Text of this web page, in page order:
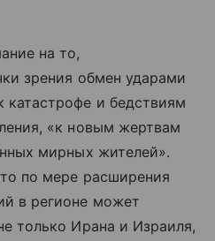
на то,
зрения обмен ударами
и бедствиям
«к новым жертвам
мирных жителей».
по мере расширения
в регионе может
только Ирана и Израиля,